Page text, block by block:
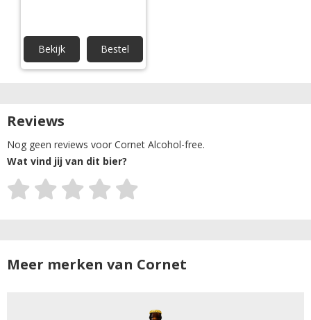
Bekijk Bestel
Reviews
Nog geen reviews voor Cornet Alcohol-free.
Wat vind jij van dit bier?
Meer merken van Cornet